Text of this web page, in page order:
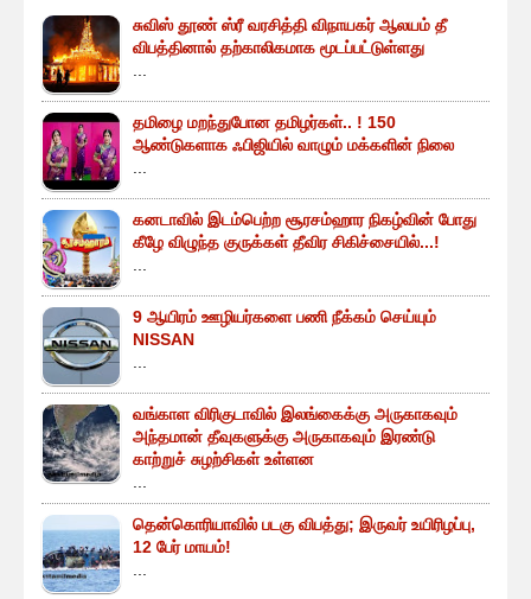
சுவிஸ் தூண் ஸ்ரீ வரசித்தி விநாயகர் ஆலயம் தீ
விபத்தினால் தற்காலிகமாக மூடப்பட்டுள்ளது
தமிழை மறந்துபோன தமிழர்கள்.. ! 150
ஆண்டுகளாக ஃபிஜியில் வாழும் மக்களின் நிலை
கனடாவில் இடம்பெற்ற சூரசம்ஹார நிகழ்வின் போது
கீழே விழுந்த குருக்கள் தீவிர சிகிச்சையில்...!
9 ஆயிரம் ஊழியர்களை பணி நீக்கம் செய்யும்
NISSAN
வங்காள விரிகுடாவில் இலங்கைக்கு அருகாகவும்
அந்தமான் தீவுகளுக்கு அருகாகவும் இரண்டு
காற்றுச் சுழற்சிகள் உள்ளன
தென்கொரியாவில் படகு விபத்து; இருவர் உயிரிழப்பு,
12 பேர் மாயம்!